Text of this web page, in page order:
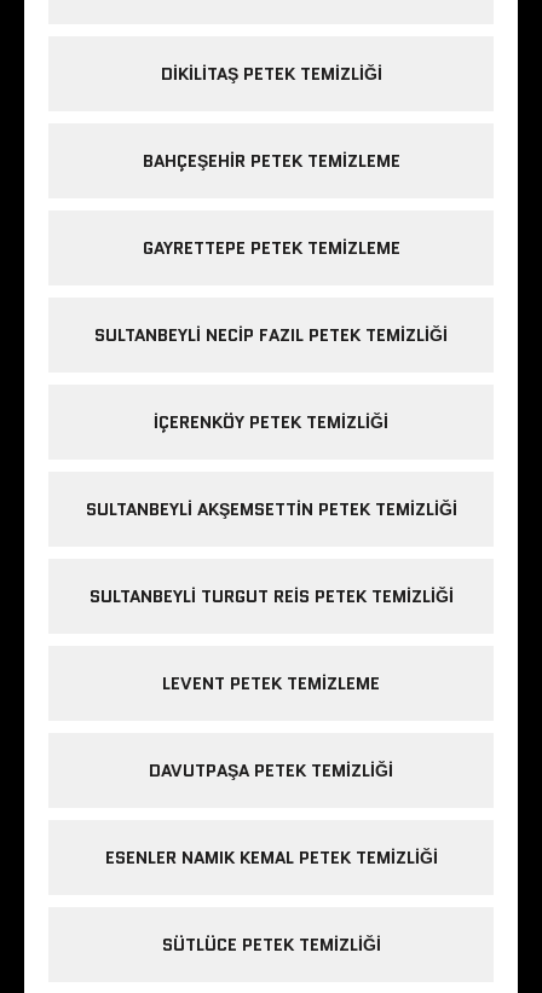
DIKILITAŞ PETEK TEMIZLIĞI
BAHÇEŞEHIR PETEK TEMIZLEME
GAYRETTEPE PETEK TEMIZLEME
SULTANBEYLI NECIP FAZIL PETEK TEMIZLIĞI
IÇERENKÖY PETEK TEMIZLIĞI
SULTANBEYLI AKŞEMSETTIN PETEK TEMIZLIĞI
SULTANBEYLI TURGUT REIS PETEK TEMIZLIĞI
LEVENT PETEK TEMIZLEME
DAVUTPAŞA PETEK TEMIZLIĞI
ESENLER NAMIK KEMAL PETEK TEMIZLIĞI
SÜTLÜCE PETEK TEMIZLIĞI